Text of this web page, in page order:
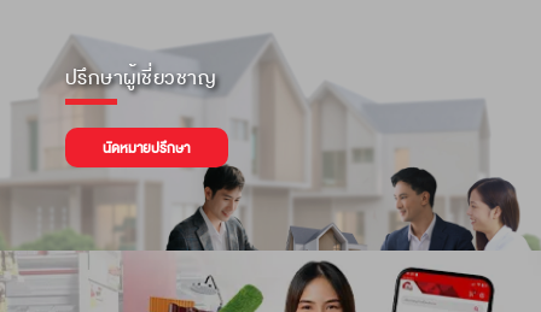
ปรึกษาผู้เชี่ยวชาญ
นัดหมายปรึกษา